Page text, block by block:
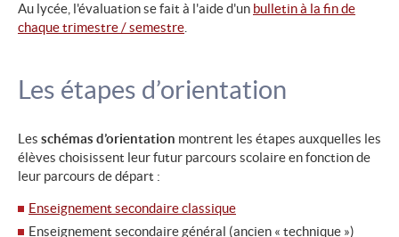
Au lycée, l'évaluation se fait à l'aide d'un bulletin à la fin de
chaque trimestre / semestre
Les étapes d’orientation
Les schémas d’orientation montrent les étapes auxquelles les
élèves choisissent leur futur parcours scolaire en fonction de
leur parcours de départ :
Enseignement secondaire classique
Enseignement secondaire général (ancien « technique »)